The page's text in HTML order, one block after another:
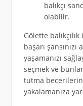
balıkçı
olabilir.
Gölette
başarı
yaşamanızı
seçmek ve
tutma
yakalamanıza